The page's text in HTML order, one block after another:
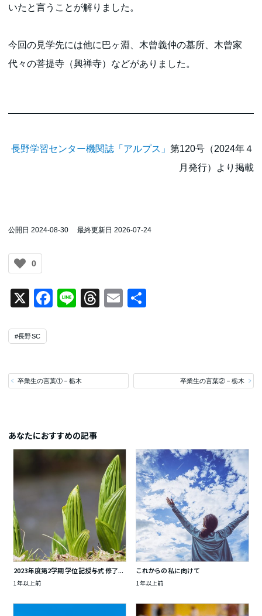
いたと言うことが解りました。
今回の見学先には他に巴ヶ淵、木曾義仲の墓所、木曾家
代々の菩提寺（興禅寺）などがありました。
長野学習センター機関誌「アルプス」 第120号（2024年４
月発行）より掲載
公開日 2024-08-30 最終更新日 2026-07-24
0
X Facebook
LineThreads
Email
#長野SC
卒業生の言葉①－栃木 卒業生の言葉②－栃木
あなたにおすすめの記事
2023年度第2学期 学位記授与式 修了...
1年以上前
これからの私に向けて
1年以上前